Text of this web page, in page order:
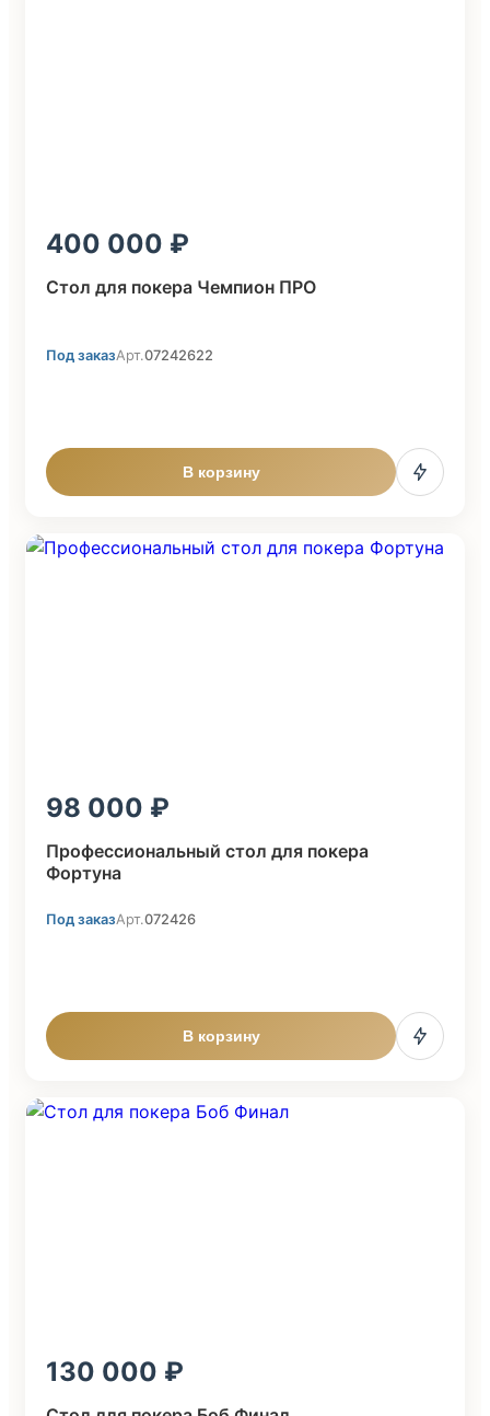
400 000
Стол для покера Чемпион ПРО
Под заказАрт.07242622
В корзину
98 000
Профессиональный стол для покера
Фортуна
Под заказАрт.072426
В корзину
130 000